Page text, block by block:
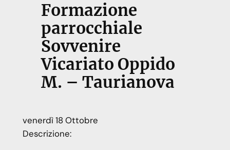
Formazione
parrocchiale
Sovvenire
Vicariato Oppido
M. – Taurianova
venerdì18Ottobre
Descrizione: